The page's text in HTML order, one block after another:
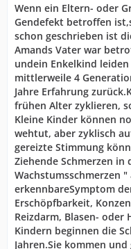
Wenn ein Eltern- oder
Gendefekt betroffen
schon geschrieben ist
Amands Vater war
undein Enkelkind
mittlerweile 4
Jahre Erfahrung
frühen Alter zyklieren,
Kleine Kinder können
wehtut, aber zyklisch
gereizte Stimmung
Ziehende Schmerzen
Wachstumsschmerzen
erkennbareSymptom
Erschöpfbarkeit,
Reizdarm, Blasen-
Kindern beginnen die
Jahren.Sie kommen